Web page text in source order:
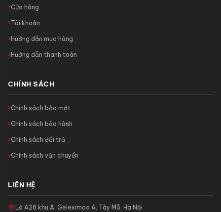
Cửa hàng
Tài khoản
Hướng dẫn mua hàng
Hướng dẫn thanh toán
CHÍNH SÁCH
Chính sách bảo mật
Chính sách bảo hành
Chính sách đổi trả
Chính sách vận chuyển
LIÊN HỆ
Lô A28 khu A, Geleximco A, Tây Mỗ, Hà Nội